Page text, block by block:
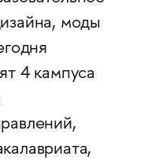
моды
4 кампуса